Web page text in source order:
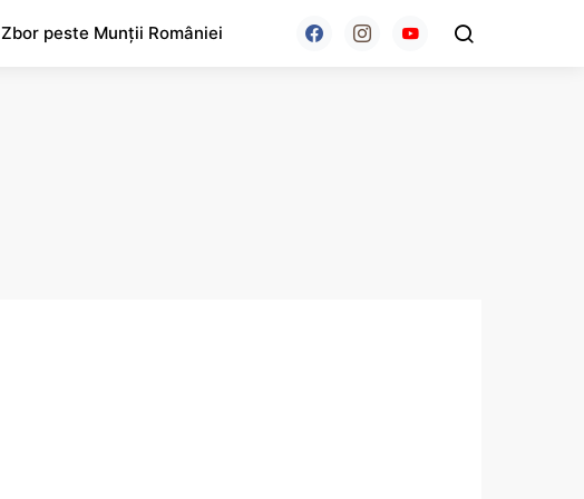
Zbor peste Munții României